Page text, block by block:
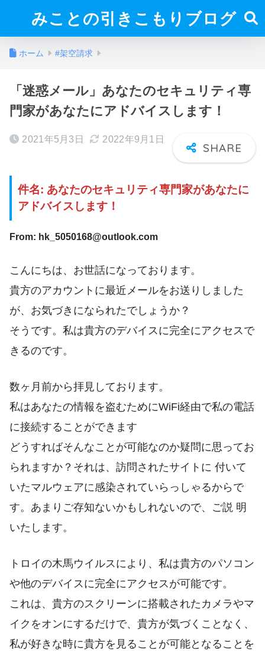
みことの引きこもりブログ
ホーム #架空請求
「迷惑メール」あなたのセキュリティ専
門家があなたにアドバイスします！
2021年5月3日 2022年9月1日
件名: あなたのセキュリティ専門家があなたに
アドバイスします！
From: hk_5050168@outlook.com
こんにちは、お世話になっております。
貴方のアカウントに最近メールをお送りしました
が、お気づきになられたでしょうか？
そうです。私は貴方のデバイスに完全にアクセスで
きるのです。
数ヶ月前から拝見しております。
私はあなたの情報を盗むためにWiFi経由で私の電話
に接続することができます
どうすればそんなことが可能なのか疑問に思ってお
られますか？それは、訪問されたサイトに 付いて
いたマルウェアに感染されていらっしゃるからで
す。あまりご存知ないかもしれないので、ご説 明
いたします。
トロイの木馬ウイルスにより、私は貴方のパソコン
や他のデバイスに完全にアクセスが可能です。
これは、貴方のスクリーンに搭載されたカメラやマ
イクをオンにするだけで、貴方が気づくことなく、
私が好きな時に貴方を見ることが可能となることを